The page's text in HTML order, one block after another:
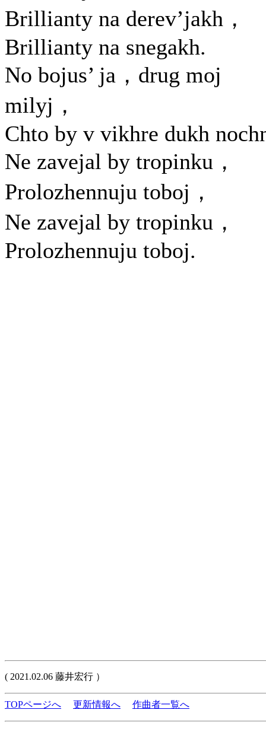
Brillianty na derev’jakh，
Brillianty na snegakh.
No bojus’ ja，drug moj
milyj，
Chto by v vikhre dukh
Ne zavejal by tropinku，
Prolozhennuju toboj，
Ne zavejal by tropinku，
Prolozhennuju toboj.
( 2021.02.06 藤井宏行 ）
TOPページへ 更新情報へ 作曲者一覧へ